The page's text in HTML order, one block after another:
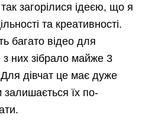
загорілися ідеєю, що я
та креативності.
багато відео для
них зібрало майже 3
дівчат це має дуже
залишається їх по-